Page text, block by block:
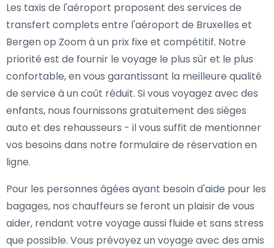
Les taxis de l'aéroport proposent des services de
transfert complets entre l'aéroport de Bruxelles et
Bergen op Zoom à un prix fixe et compétitif. Notre
priorité est de fournir le voyage le plus sûr et le plus
confortable, en vous garantissant la meilleure qualité
de service à un coût réduit. Si vous voyagez avec des
enfants, nous fournissons gratuitement des sièges
auto et des rehausseurs - il vous suffit de mentionner
vos besoins dans notre formulaire de réservation en
ligne.
Pour les personnes âgées ayant besoin d'aide pour les
bagages, nos chauffeurs se feront un plaisir de vous
aider, rendant votre voyage aussi fluide et sans stress
que possible. Vous prévoyez un voyage avec des amis